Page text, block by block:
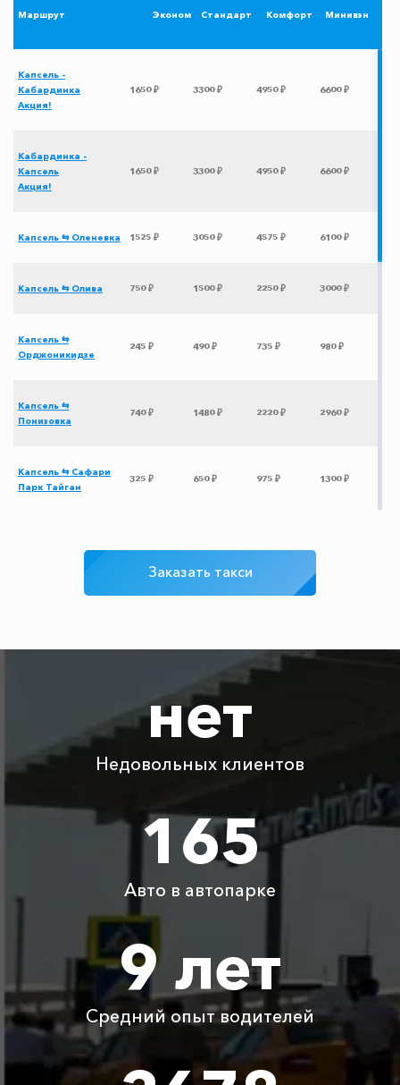
Маршрут Эконом Стандарт Комфорт Минивэн
Капсель -
Кабардинка
Акция!
1650 ₽ 3300 ₽ 4950 ₽ 6600 ₽
Кабардинка -
Капсель
Акция!
1650 ₽ 3300 ₽ 4950 ₽ 6600 ₽
Капсель ⇆ Оленевка 1525 ₽ 3050 ₽ 4575 ₽ 6100 ₽
Капсель ⇆ Олива 750 ₽ 1500 ₽ 2250 ₽ 3000 ₽
Капсель ⇆
Орджоникидзе
245 ₽ 490 ₽ 735 ₽ 980 ₽
Капсель ⇆
Понизовка
740 ₽ 1480 ₽ 2220 ₽ 2960 ₽
Капсель ⇆ Сафари
Парк Тайган
325 ₽ 650 ₽ 975 ₽ 1300 ₽
Капсель ⇆ Широкая
1620 ₽
1245 ₽ 2490 ₽
Красногвардейское
автокресло
Бесплатно Бесплатно Бесплатно
Бесплатно Бесплатно
Заказать такси
нет
Недовольных клиентов
165
Авто в автопарке
9 лет
Средний опыт водителей